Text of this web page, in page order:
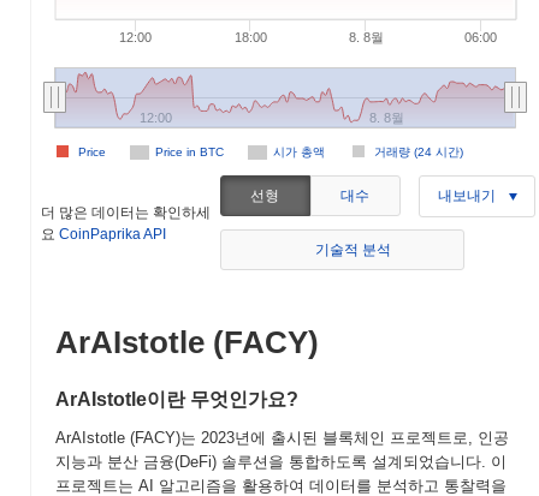
12:00 18:00 8. 8월 06:00
Price in BTC 시가 총액 거래량 (24 시간)
Price
12:00 8. 8월
더 많은 데이터는 확인하세
요 CoinPaprika API
선형 대수 내보내기
기술적 분석
ArAIstotle (FACY)
ArAIstotle이란 무엇인가요?
ArAIstotle (FACY)는 2023년에 출시된 블록체인 프로젝트로, 인공
지능과 분산 금융(DeFi) 솔루션을 통합하도록 설계되었습니다. 이
프로젝트는 AI 알고리즘을 활용하여 데이터를 분석하고 통찰력을